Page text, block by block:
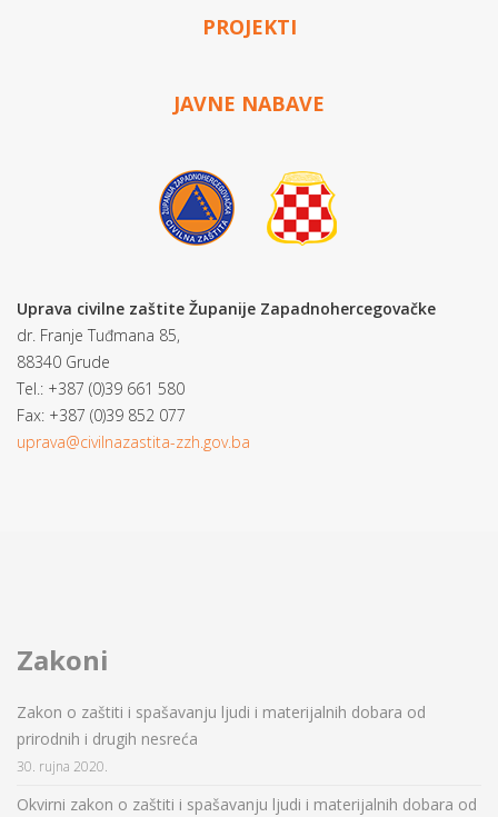
PROJEKTI
JAVNE NABAVE
Uprava civilne zaštite Županije Zapadnohercegovačke
dr. Franje Tuđmana 85,
88340 Grude
Tel.: +387 (0)39 661 580
Fax: +387 (0)39 852 077
uprava@civilnazastita-zzh.gov.ba
Zakoni
Zakon o zaštiti i spašavanju ljudi i materijalnih dobara od
prirodnih i drugih nesreća
30. rujna 2020.
Okvirni zakon o zaštiti i spašavanju ljudi i materijalnih dobara od